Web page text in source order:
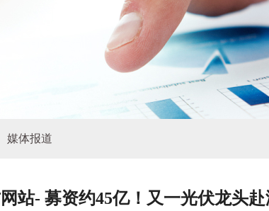
媒体报道
站- 募资约45亿！又一光伏龙头